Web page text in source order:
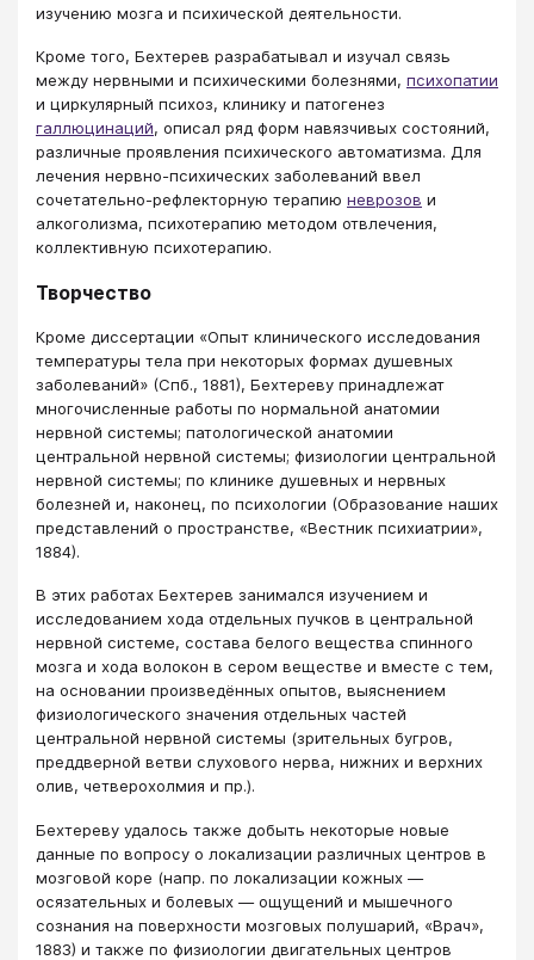
изучению мозга и психической деятельности.
Кроме того, Бехтерев разрабатывал и изучал связь
между нервными и психическими болезнями, психопатии
и циркулярный психоз, клинику и патогенез
галлюцинаций, описал ряд форм навязчивых состояний,
различные проявления психического автоматизма. Для
лечения нервно-психических заболеваний ввел
сочетательно-рефлекторную терапию неврозов и
алкоголизма, психотерапию методом отвлечения,
коллективную психотерапию.
Творчество
Кроме диссертации «Опыт клинического исследования
температуры тела при некоторых формах душевных
заболеваний» (Спб., 1881), Бехтереву принадлежат
многочисленные работы по нормальной анатомии
нервной системы; патологической анатомии
центральной нервной системы; физиологии центральной
нервной системы; по клинике душевных и нервных
болезней и, наконец, по психологии (Образование наших
представлений о пространстве, «Вестник психиатрии»,
1884).
В этих работах Бехтерев занимался изучением и
исследованием хода отдельных пучков в центральной
нервной системе, состава белого вещества спинного
мозга и хода волокон в сером веществе и вместе с тем,
на основании произведённых опытов, выяснением
физиологического значения отдельных частей
центральной нервной системы (зрительных бугров,
преддверной ветви слухового нерва, нижних и верхних
олив, четверохолмия и пр.).
Бехтереву удалось также добыть некоторые новые
данные по вопросу о локализации различных центров в
мозговой коре (напр. по локализации кожных —
осязательных и болевых — ощущений и мышечного
сознания на поверхности мозговых полушарий, «Врач»,
1883) и также по физиологии двигательных центров